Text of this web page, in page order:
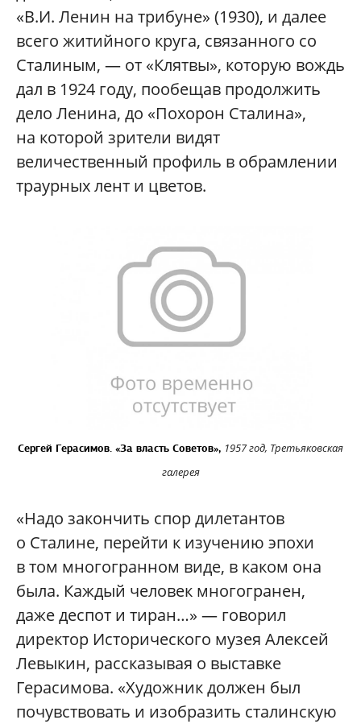
«В.И. Ленин на трибуне» (1930), и далее
всего житийного круга, связанного со
Сталиным, — от «Клятвы», которую вождь
дал в 1924 году, пообещав продолжить
дело Ленина, до «Похорон Сталина»,
на которой зрители видят
величественный профиль в обрамлении
траурных лент и цветов.
Сергей Герасимов. «За власть Советов», 1957 год, Третьяковская
галерея
«Надо закончить спор дилетантов
о Сталине, перейти к изучению эпохи
в том многогранном виде, в каком она
была. Каждый человек многогранен,
даже деспот и тиран…» — говорил
директор Исторического музея Алексей
Левыкин, рассказывая о выставке
Герасимова. «Художник должен был
почувствовать и изобразить сталинскую